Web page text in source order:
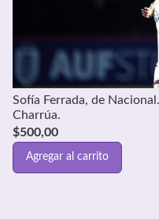
Sofía Ferrada, de
Charrúa.
$500,00
Agregar al carrito